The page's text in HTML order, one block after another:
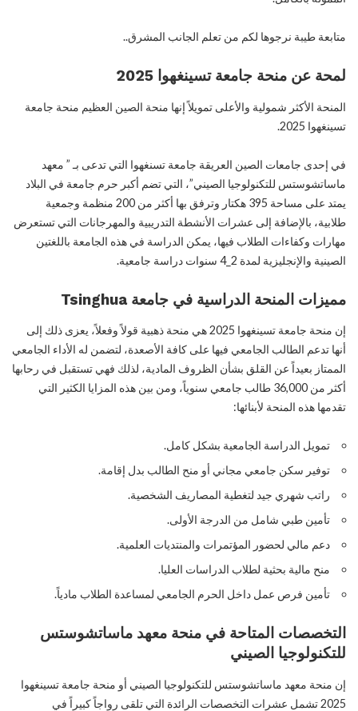
متابعة طيبة نرجوها لكم من تعلم الجانب المشرق..
لمحة عن منحة جامعة تسينغهوا 2025
المنحة الأكثر شمولية والأعلى تمويلاً إنها منحة الصين العظيم منحة جامعة
تسينغهوا 2025.
في إحدى جامعات الصين العريقة جامعة تسنغهوا التي تدعى بـ ” معهد
ماساتشوستس للتكنولوجيا الصيني”، التي تضم أكبر حرم جامعة في البلاد
يمتد على مساحة 395 هكتار وترفق بها أكثر من 200 منظمة وجمعية
طلابية، بالإضافة إلى عشرات الأنشطة التدريبية والمهرجانات التي تستعرض
مهارات وكفاءات الطلاب فيها، يمكن الدراسة في هذه الجامعة باللغتين
الصينية والإنجليزية لمدة 2_4 سنوات دراسة جامعية.
مميزات المنحة الدراسية في جامعة Tsinghua
إن منحة جامعة تسينغهوا 2025 هي منحة ذهبية قولاً وفعلاً، يعزى ذلك إلى
أنها تدعم الطالب الجامعي فيها على كافة الأصعدة، لتضمن له الأداء الجامعي
الممتاز بعيداً عن القلق بشأن الظروف المادية، لذلك فهي تستقبل في رحابها
أكثر من 36,000 طالب جامعي سنوياً، ومن بين هذه المزايا الكثير التي
تقدمها هذه المنحة لأبنائها:
تمويل الدراسة الجامعية بشكل كامل.
توفير سكن جامعي مجاني أو منح الطالب بدل إقامة.
راتب شهري جيد لتغطية المصاريف الشخصية.
تأمين طبي شامل من الدرجة الأولى.
دعم مالي لحضور المؤتمرات والمنتديات العلمية.
منح مالية بحثية لطلاب الدراسات العليا.
تأمين فرص عمل داخل الحرم الجامعي لمساعدة الطلاب مادياً.
التخصصات المتاحة في منحة معهد ماساتشوستس
للتكنولوجيا الصيني
إن منحة معهد ماساتشوستس للتكنولوجيا الصيني أو منحة جامعة تسينغهوا
2025 تشمل عشرات التخصصات الرائدة التي تلقى رواجاً كبيراً في